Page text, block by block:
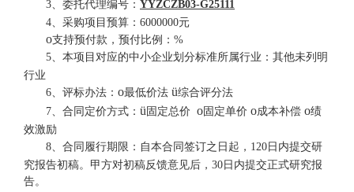
3、 委托代理编号： YYZCZB03-G25111
4、采购项目预算： 6000000元
o支持预付款，预付比例： %
5、 本项目对应的中小企业划分标准所属行业： 其他未列明
行业
6、 评标办法： o最低价法 ü综合评分法
7、 合同定价方式： ü 固定总价 o固定单价 o成本补偿 o绩
效激励
8、 合同履行期限 ： 自本合同签订之日起， 120日内提交研
究报告初稿。甲方对初稿反馈意见后，30日内提交正式研究报
告。